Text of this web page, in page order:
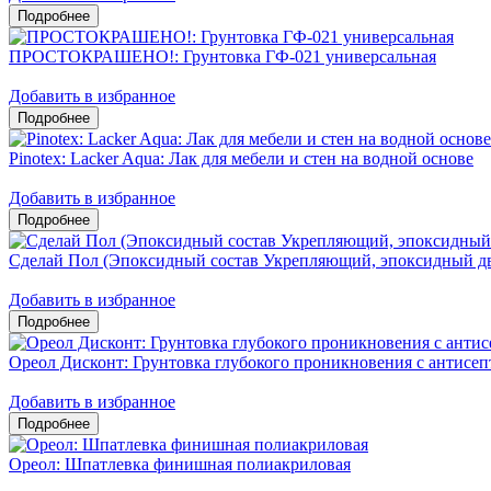
ПРОСТОКРАШЕНО!: Грунтовка ГФ-021 универсальная
Добавить в избранное
Pinotex: Lacker Aqua: Лак для мебели и стен на водной основе
Добавить в избранное
Сделай Пол (Эпоксидный состав Укрепляющий, эпоксидный
Добавить в избранное
Ореол Дисконт: Грунтовка глубокого проникновения с
Добавить в избранное
Ореол: Шпатлевка финишная полиакриловая